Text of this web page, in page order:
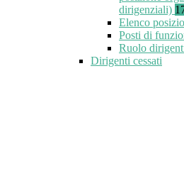
dirigenziali)
Elenco
Posti di
Ruolo
Dirigenti cessati